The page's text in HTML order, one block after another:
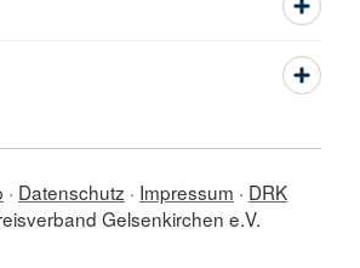
Datenschutz Impressum
DRK
Gelsenkirchen e.V.